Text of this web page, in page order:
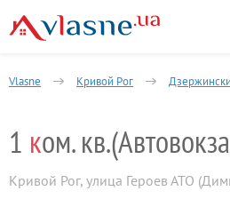
Vlasne Кривой Рог
1 ком.
Кривой Рог, улица Героев АТО